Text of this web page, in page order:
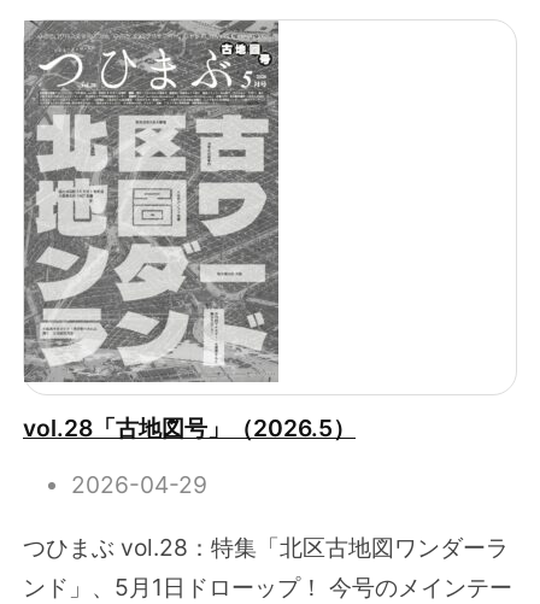
vol.28「古地図号」（2026.5）
2026-04-29
つひまぶ vol.28：特集「北区古地図ワンダーラ
ンド」、5月1日ドローップ！ 今号のメインテー